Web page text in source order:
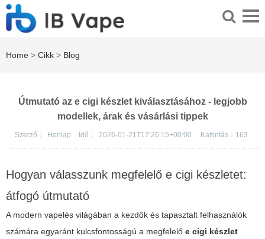
Home > Cikk > Blog
Útmutató az e cigi készlet kiválasztásához - legjobb
modellek, árak és vásárlási tippek
Szerző： Honlap Idő： 2026-01-21T17:26:15+00:00 Kattintás： 163
Hogyan válasszunk megfelelő e cigi készletet:
átfogó útmutató
A modern vapelés világában a kezdők és tapasztalt felhasználók
számára egyaránt kulcsfontosságú a megfelelő e cigi készlet